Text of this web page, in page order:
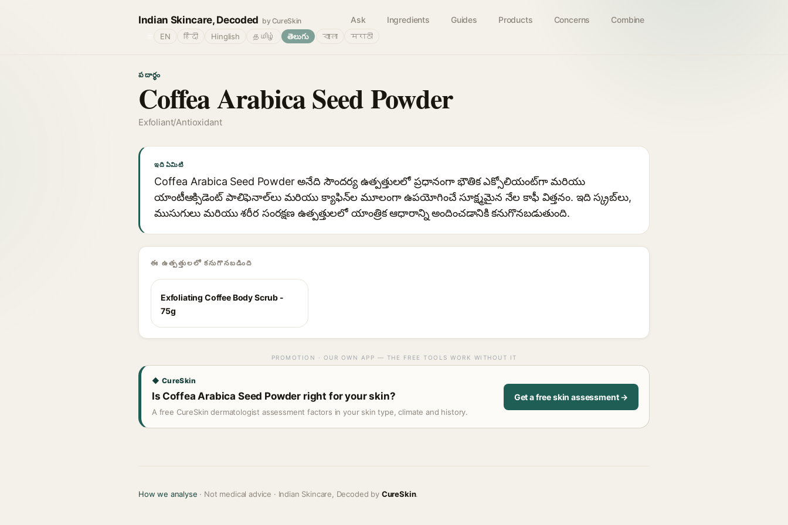
Indian Skincare, Decoded by CureSkin Ask Ingredients Guides Products Concerns Combine
EN हिंदी Hinglish தமிழ் తెలుగు বাংলা मराठी
పదార్థం
Coffea Arabica Seed Powder
Exfoliant/Antioxidant
ఇది ఏమిటి
Coffea Arabica Seed Powder అనేది సౌందర్య ఉత్పత్తులలో ప్రధానంగా భౌతిక ఎక్సోలియంట్‌గా మరియు
యాంటీఆక్సిడెంట్ పాలిఫెనాల్‌లు మరియు క్యాఫిన్‌ల మూలంగా ఉపయోగించే సూక్ష్మమైన నేల కాఫీ విత్తనం. ఇది స్క్రబ్‌లు,
ముసుగులు మరియు శరీర సంరక్షణ ఉత్పత్తులలో యాంత్రిక ఆధారాన్ని అందించడానికి కనుగొనబడుతుంది.
ఈ ఉత్పత్తులలో కనుగొనబడింది
Exfoliating Coffee Body Scrub -
75g
PROMOTION · OUR OWN APP — THE FREE TOOLS WORK WITHOUT IT
◆ CureSkin
Is Coffea Arabica Seed Powder right for your skin?
A free CureSkin dermatologist assessment factors in your skin type, climate and history.
Get a free skin assessment →
How we analyse · Not medical advice · Indian Skincare, Decoded by CureSkin.